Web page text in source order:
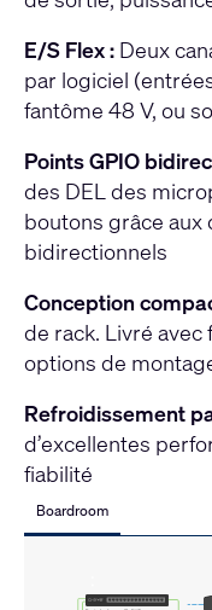
E/S Flex : Deux
par logiciel
fantôme 48 V, ou
Points GPIO
des DEL des
boutons grâce aux
bidirectionnels
Conception
de rack. Livré
options de
Refroidissement
d’excellentes
fiabilité
Boardroom